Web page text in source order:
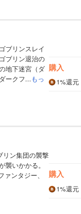
ブリンスレイ
ブリン退治の
地下迷宮（ダ
ークフ...もっ
購入
1%還元
ン集団の襲撃
いかかる。
ンタジー、
購入
1%還元